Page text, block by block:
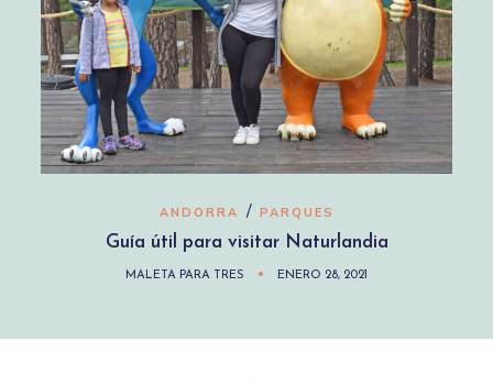
ANDORRA / PARQUES
Guía útil para visitar Naturlandia
MALETA PARA TRES ENERO 28, 2021